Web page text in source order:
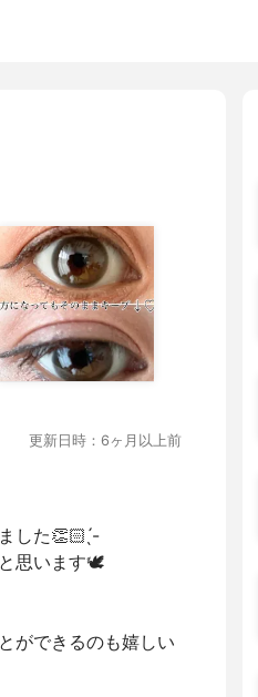
更新日時：6ヶ月以上前
した👏🏻 ̖́-
思います🕊
ができるのも嬉しい